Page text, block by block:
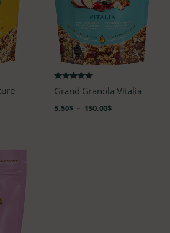
Note
4.82
Grand Granola Vitalia
5,50$ – 150,00$